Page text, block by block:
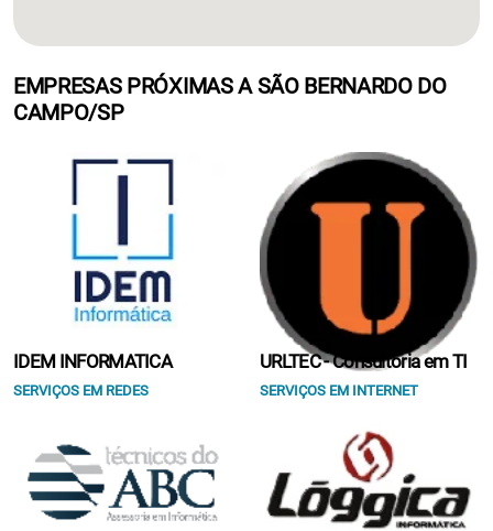
EMPRESAS PRÓXIMAS A SÃO BERNARDO DO
CAMPO/SP
IDEM INFORMATICA
SERVIÇOS EM REDES
URLTEC - Consultoria em TI
SERVIÇOS EM INTERNET